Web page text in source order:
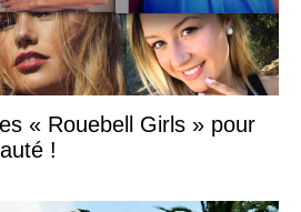
« Rouebell Girls » pour
!